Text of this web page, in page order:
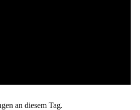
an diesem Tag.